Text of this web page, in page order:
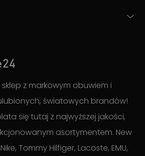
z markowym obuwiem i
światowych brandów!
się tutaj z najwyższej jakości,
asortymentem. New
Tommy Hilfiger, Lacoste, EMU,